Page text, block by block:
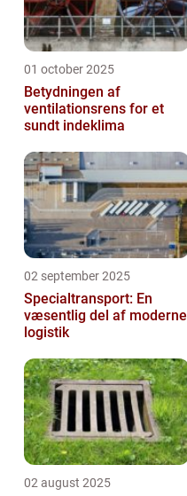
01 october 2025
Betydningen af
ventilationsrens for et
sundt indeklima
02 september 2025
Specialtransport: En
væsentlig del af moderne
logistik
02 august 2025